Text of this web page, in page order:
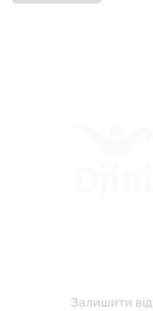
Залишити